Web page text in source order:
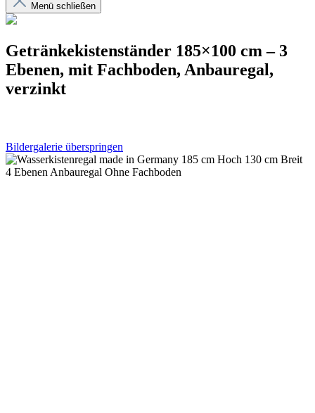
Menü schließen
Getränkekistenständer 185×100 cm – 3
Ebenen, mit Fachboden, Anbauregal,
verzinkt
Bildergalerie überspringen